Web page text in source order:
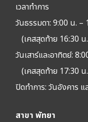
เวลาทำการ
วันธรรมดา: 9:00 น. –
(เคสสุดท้าย 16:30 น
วันเสาร์และอาทิตย์:
(เคสสุดท้าย 17:30 น
ปิดทำการ:วันอังคาร แ
สาขา พัทยา